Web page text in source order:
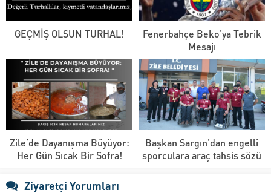
GEÇMİŞ OLSUN TURHAL!
Fenerbahçe Beko’ya Tebrik
Mesajı
Zile’de Dayanışma Büyüyor:
Her Gün Sıcak Bir Sofra!
Başkan Sargın’dan engelli
sporculara araç tahsis sözü
Ziyaretçi Yorumları